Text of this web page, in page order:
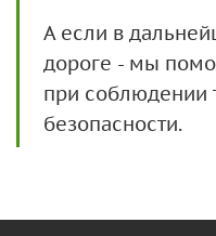
А если в
дороге - мы
при соблюдении
безопасности.